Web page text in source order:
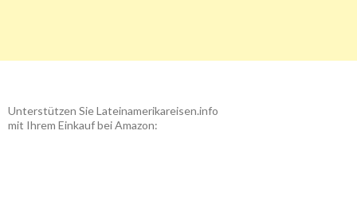
Unterstützen Sie Lateinamerikareisen.info
mit Ihrem Einkauf bei Amazon: